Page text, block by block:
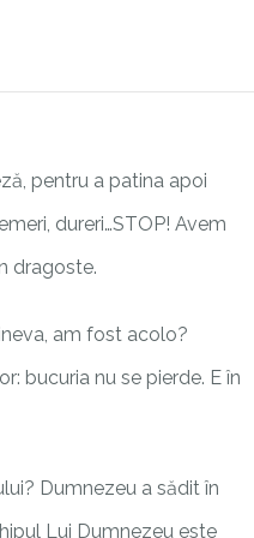
pentru a patina apoi
dureri…STOP! Avem
dragoste.
am fost acolo?
bucuria nu se pierde. E în
Dumnezeu a sădit în
Lui Dumnezeu este